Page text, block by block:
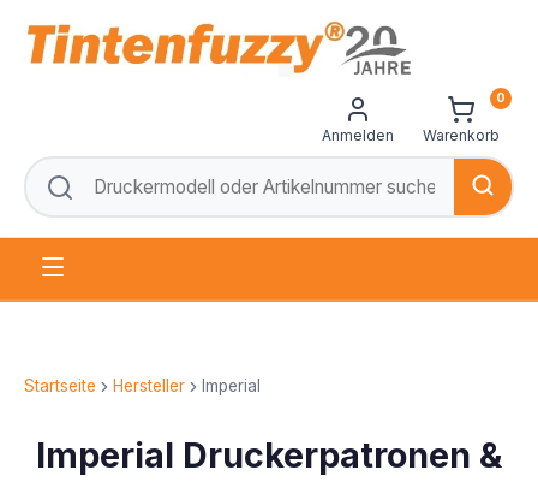
Anmelden Warenkorb
0
Startseite Hersteller Imperial
Imperial Druckerpatronen &